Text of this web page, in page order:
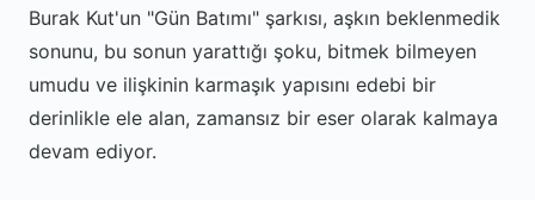
Burak Kut'un "Gün Batımı" şarkısı, aşkın beklenmedik
sonunu, bu sonun yarattığı şoku, bitmek bilmeyen
umudu ve ilişkinin karmaşık yapısını edebi bir
derinlikle ele alan, zamansız bir eser olarak kalmaya
devam ediyor.